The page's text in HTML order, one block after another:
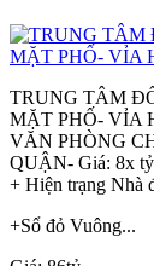
TRUNG TÂM
MẶT PHỐ- VỈA
VĂN PHÒNG
QUẬN- Giá: 8x tỷ
+ Hiện trạng Nhà
+Sổ đỏ Vuông...